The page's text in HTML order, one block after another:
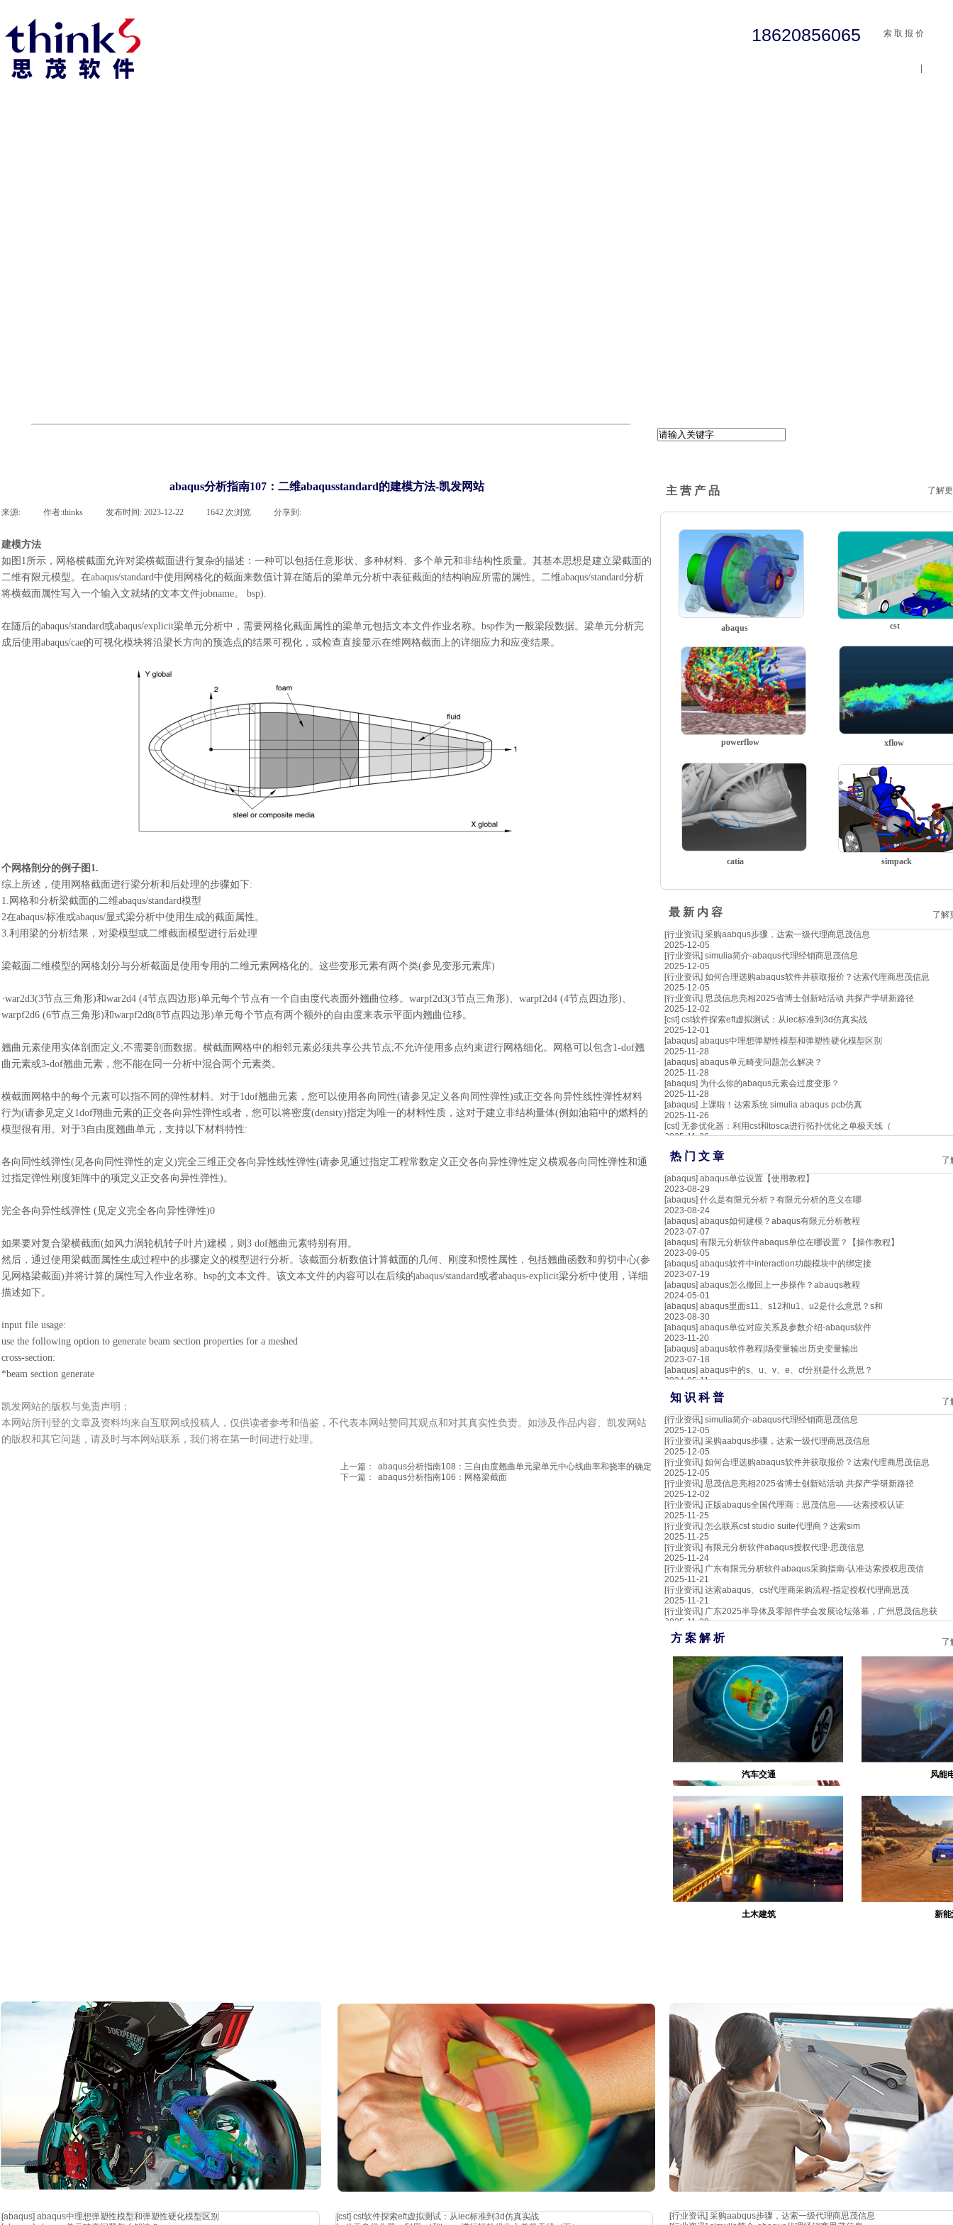
18620856065 索 取 报 价
abaqus分析指南107：二维abaqusstandard的建模方法-凯发网站
来源: 作者:thinks 发布时间: 2023-12-22 1642 次浏览 分享到:
建模方法
如图 1所示，网格横截面允许对梁横截面进行复杂的描述 ： 一种可以包括任意形状、多种材料、多个单元和非结构性质量。其基本思想是建立梁截面的
二维有限元模型。在abaqus/standard中使用网格化的截面来数值计算在随后的梁单元分析中表征截面的结构响应所需的属性。二维abaqus/standard分析
将横截面属性写入一个输入文就绪的文本文件jobname。 bsp).
在随后的abaqus/standard或abaqus/explicit梁单元分析中，需要网格化截面属性的梁单元包括文本文件作业名称。bsp作为一般梁段数据。梁单元分析完
成后使用abaqus/cae的可视化模块将沿梁长方向的预选点的结果可视化，或检查直接显示在维网格截面上的详细应力和应变结果。
个网格剖分的例子图 1.
综上所述，使用网格截面进行梁分析和后处理的步骤如下:
1.网格和分析梁截面的二维abaqus/standard模型
2在abaqus/标准或abaqus/显式梁分析中使用生成的截面属性。
3.利用梁的分析结果，对梁模型或二维截面模型进行后处理
梁截面二维模型的网格划分与分析截面是使用专用的二维元素网格化的。这些变形元素有两个类(参见变形元素库)
·war2d3(3节点三角形)和war2d4 (4节点四边形)单元每个节点有一个自由度代表面外翘曲位移。warpf2d3(3节点三角形)、warpf2d4 (4节点四边形)、
warpf2d6 (6节点三角形)和warpf2d8(8节点四边形)单元每个节点有两个额外的自由度来表示平面内翘曲位移。
翘曲元素使用实体剖面定义 ;不需要剖面数据。横截面网格中的相邻元素必须共享公共节点;不允许使用多点约束进行网格细化。网格可以包含1-dof翘
曲元素或3-dof翘曲元素，您不能在同一分析中混合两个元素类。
横截面网格中的每个元素可以指不同的弹性材料。对于1dof翘曲元素，您可以使用各向同性(请参见定义各向同性弹性)或正交各向异性线性弹性材料
行为(请参见定义1dof翔曲元素的正交各向异性弹性或者，您可以将密度(density)指定为唯一的材料性质，这对于建立非结构量体(例如油箱中的燃料的
模型很有用。对于3自由度翘曲单元，支持以下材料特性:
各向同性线弹性(见各向同性弹性的定义)完全三维正交各向异性线性弹性(请参见通过指定工程常数定义正交各向异性弹性定义横观各向同性弹性和通
过指定弹性刚度矩阵中的项定义正交各向异性弹性)。
完全各向异性线弹性 (见定义完全各向异性弹性)0
如果要对复合梁横截面(如风力涡轮机转子叶片)建模，则3 dof翘曲元素特别有用。
然后，通过使用梁截面属性生成过程中的步骤定义的模型进行分析。该截面分析数值计算截面的几何、刚度和惯性属性，包括翘曲函数和剪切中心(参
见网格梁截面)并将计算的属性写入作业名称。bsp的文本文件。该文本文件的内容可以在后续的abaqus/standard或者abaqus-explicit梁分析中使用，详细
描述如下。
input file usage:
use the following option to generate beam section properties for a meshed
cross-section:
*beam section generate
凯发网站的版权与免责声明：
本网站所刊登的文章及资料均来自互联网或投稿人，仅供读者参考和借鉴，不代表本网站赞同其观点和对其真实性负责。如涉及作品内容、凯发网站
的版权和其它问题，请及时与本网站联系，我们将在第一时间进行处理。
上一篇：
abaqus分析指南108：三自由度翘曲单元梁单元中心线曲率和挠率的确定
下一篇：
abaqus分析指南106：网格梁截面
主 营 产 品 了解
cst
abaqus
powerflow xflow
simpack
catia
最 新 内 容
了解
[行业资讯] 采购aabqus步骤，达索一级代理商思茂信息
2025-12-05
[行业资讯] simulia简介-abaqus代理经销商思茂信息
2025-12-05
[行业资讯] 如何合理选购abaqus软件并获取报价？达索代理商思茂信息
2025-12-05
[行业资讯] 思茂信息亮相2025省博士创新站活动 共探产学研新路径
2025-12-02
[cst] cst软件探索eft虚拟测试：从iec标准到3d仿真实战
2025-12-01
[abaqus] abaqus中理想弹塑性模型和弹塑性硬化模型区别
2025-11-28
[abaqus] abaqus单元畸变问题怎么解决？
2025-11-28
[abaqus] 为什么你的abaqus元素会过度变形？
2025-11-28
[abaqus] 上课啦！达索系统 simulia abaqus pcb仿真
2025-11-26
[cst] 无参优化器：利用cst和tosca进行拓扑优化之单极天线（
2025-11-26
热 门 文 章
了
[abaqus] abaqus单位设置【使用教程】
2023-08-29
[abaqus] 什么是有限元分析？有限元分析的意义在哪
2023-08-24
[abaqus] abaqus如何建模？abaqus有限元分析教程
2023-07-07
[abaqus] 有限元分析软件abaqus单位在哪设置？【操作教程】
2023-09-05
[abaqus] abaqus软件中interaction功能模块中的绑定接
2023-07-19
[abaqus] abaqus怎么撤回上一步操作？abauqs教程
2024-05-01
[abaqus] abaqus里面s11、s12和u1、u2是什么意思？s和
2023-08-30
[abaqus] abaqus单位对应关系及参数介绍-abaqus软件
2023-11-20
[abaqus] abaqus软件教程|场变量输出历史变量输出
2023-07-18
[abaqus] abaqus中的s、u、v、e、cf分别是什么意思？
2024-05-11
知 识 科 普
了
[行业资讯] simulia简介-abaqus代理经销商思茂信息
2025-12-05
[行业资讯] 采购aabqus步骤，达索一级代理商思茂信息
2025-12-05
[行业资讯] 如何合理选购abaqus软件并获取报价？达索代理商思茂信息
2025-12-05
[行业资讯] 思茂信息亮相2025省博士创新站活动 共探产学研新路径
2025-12-02
[行业资讯] 正版abaqus全国代理商：思茂信息——达索授权认证
2025-11-25
[行业资讯] 怎么联系cst studio suite代理商？达索sim
2025-11-25
[行业资讯] 有限元分析软件abaqus授权代理-思茂信息
2025-11-24
[行业资讯] 广东有限元分析软件abaqus采购指南-认准达索授权思茂信
2025-11-21
[行业资讯] 达索abaqus、cst代理商采购流程-指定授权代理商思茂
2025-11-21
[行业资讯] 广东2025半导体及零部件学会发展论坛落幕，广州思茂信息获
2025-11-20
方 案 解 析 了
汽车交通 风能
生物医疗
土木建筑
新
[行业资讯] 采购aabqus步骤，达索一级代理商思茂信息
[abaqus] abaqus中理想弹塑性模型和弹塑性硬化模型区别
[cst] cst软件探索eft虚拟测试：从iec标准到3d仿真实战